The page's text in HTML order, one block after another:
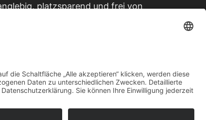
platzsparend und frei von